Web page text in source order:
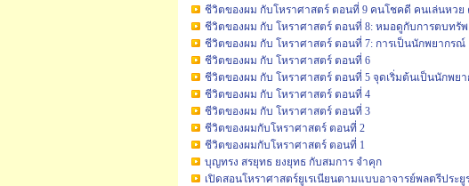
ชีวิตของผม กับโหราศาสตร์ ตอนที่ 9 คนโชคดี คนเล่นหว
ชีวิตของผม กับ โหราศาสตร์ ตอนที่ 8: หมอดูกับการตบทรั
ชีวิตของผม กับ โหราศาสตร์ ตอนที่ 7: การเป็นนักพยากรณ์
ชีวิตของผม กับ โหราศาสตร์ ตอนที่ 6
ชีวิตของผม กับ โหราศาสตร์ ตอนที่ 5 จุดเริ่มต้นเป็นนักพย
ชีวิตของผม กับ โหราศาสตร์ ตอนที่ 4
ชีวิตของผม กับ โหราศาสตร์ ตอนที่ 3
ชีวิตของผมกับโหราศาสตร์ ตอนที่ 2
ชีวิตของผมกับโหราศาสตร์ ตอนที่ 1
บุญทรง สรยุทธ ยงยุทธ กับสมการ จำคุก
เปิดสอนโหราศาสตร์ยูเรเนียนตามแบบอาจารย์พลตรีประยู